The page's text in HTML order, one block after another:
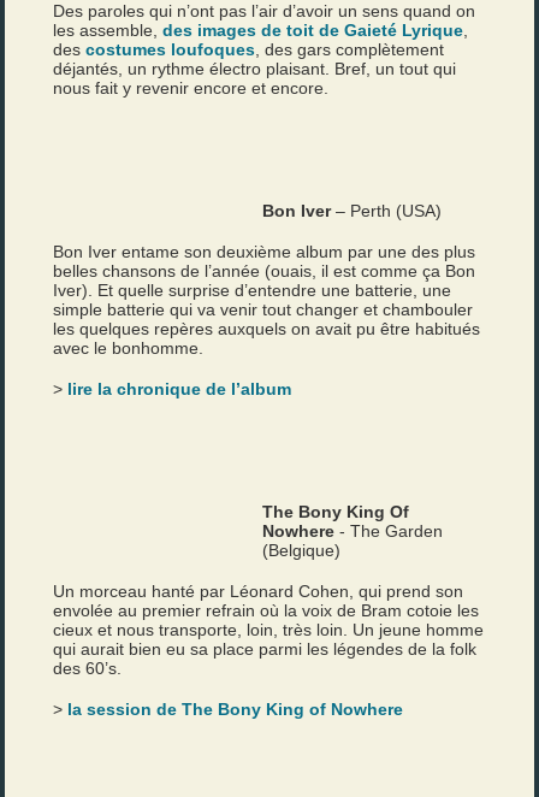
Des paroles qui n’ont pas l’air d’avoir un sens quand on
les assemble,des images de toit de Gaieté Lyrique
descostumes loufoques , des gars complètement
déjantés, un rythme électro plaisant. Bref, un tout qui
nous fait y revenir encore et encore.
Bon Iver– Perth (USA)
Bon Iver entame son deuxième album par une des plus
belles chansons de l’année (ouais, il est comme ça Bon
Iver). Et quelle surprise d’entendre une batterie, une
simple batterie qui va venir tout changer et chambouler
les quelques repères auxquels on avait pu être habitués
avec le bonhomme.
> lire la chronique de l’album
The Bony King Of
Nowhere - The Garden
(Belgique)
Un morceau hanté par Léonard Cohen, qui prend son
envolée au premier refrain où la voix de Bram cotoie les
cieux et nous transporte, loin, très loin. Un jeune homme
qui aurait bien eu sa place parmi les légendes de la folk
des 60’s.
> la session de The Bony King of Nowhere